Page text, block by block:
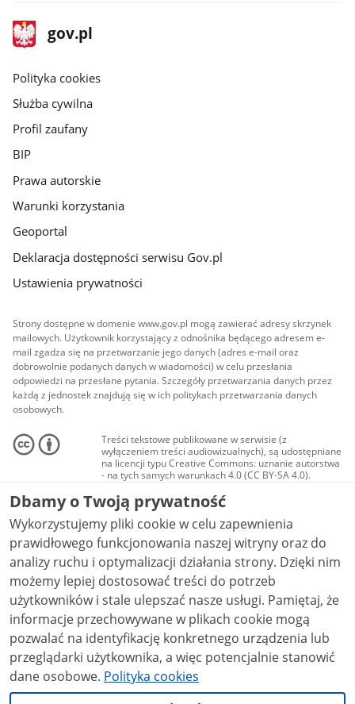
stopka
gov.pl
Strona
gov.pl
gov.pl
Polityka cookies
Służba cywilna
Profil zaufany
BIP
Prawa autorskie
Warunki korzystania
Geoportal
Deklaracja dostępności serwisu Gov.pl
Ustawienia prywatności
Strony dostępne w domenie www.gov.pl mogą zawierać adresy skrzynek
mailowych. Użytkownik korzystający z odnośnika będącego adresem e-
mail zgadza się na przetwarzanie jego danych (adres e-mail oraz
dobrowolnie podanych danych w wiadomości) w celu przesłania
odpowiedzi na przesłane pytania. Szczegóły przetwarzania danych przez
każdą z jednostek znajdują się w ich politykach przetwarzania danych
osobowych.
Treści tekstowe publikowane w serwisie (z
wyłączeniem treści audiowizualnych), są udostępniane
na licencji typu Creative Commons: uznanie autorstwa
- na tych samych warunkach 4.0 (CC BY-SA 4.0).
Materiały audiowizualne, w tym zdjęcia, materiały
audio i wideo, są udostępniane na licencji typu
Creative Commons: uznanie autorstwa użycie
niekomercyjne - bez utworów zależnych 4.0 (CC BY-
NC-ND 4.0), o ile nie jest to stwierdzone inaczej.
Dbamy o Twoją prywatność
Wykorzystujemy pliki cookie w celu zapewnienia
prawidłowego funkcjonowania naszej witryny oraz do
analizy ruchu i optymalizacji działania strony. Dzięki nim
możemy lepiej dostosować treści do potrzeb
użytkowników i stale ulepszać nasze usługi. Pamiętaj, że
informacje przechowywane w plikach cookie mogą
pozwalać na identyfikację konkretnego urządzenia lub
przeglądarki użytkownika, a więc potencjalnie stanowić
dane osobowe. Polityka cookies